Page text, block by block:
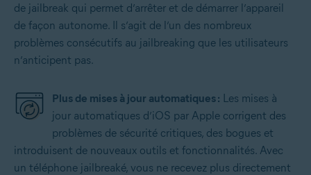
de jailbreak qui permet d’arrêter et de démarrer l’appareil
de façon autonome. Il s’agit de l’un des nombreux
problèmes consécutifs au jailbreaking que les utilisateurs
n’anticipent pas.
Plus de mises à jour automatiques : Les mises à
jour automatiques d’iOS par Apple corrigent des
problèmes de sécurité critiques, des bogues et
introduisent de nouveaux outils et fonctionnalités. Avec
un téléphone jailbreaké, vous ne recevez plus directement